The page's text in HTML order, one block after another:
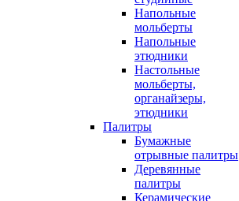
Напольные
мольберты
Напольные
этюдники
Настольные
мольберты,
органайзеры,
этюдники
Палитры
Бумажные
отрывные палитры
Деревянные
палитры
Керамические